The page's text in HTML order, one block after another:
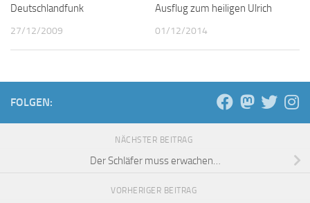
Deutschlandfunk
27/12/2009
Ausflug zum heiligen Ulrich
01/12/2014
FOLGEN:
NÄCHSTER BEITRAG
Der Schläfer muss erwachen…
VORHERIGER BEITRAG